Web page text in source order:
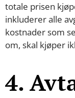
totale prisen
inkluderer alle
kostnader som
om, skal kjøper
4.